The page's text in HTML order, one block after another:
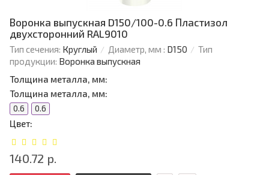
Воронка выпускная D150/100-0.6 Пластизол
двухсторонний RAL9010
Тип сечения: Круглый Диаметр, мм : D150
Тип
продукции: Воронка выпускная
Толщина металла, мм:
Толщина металла, мм:
0.6 0.6
Цвет:
140.72 р.